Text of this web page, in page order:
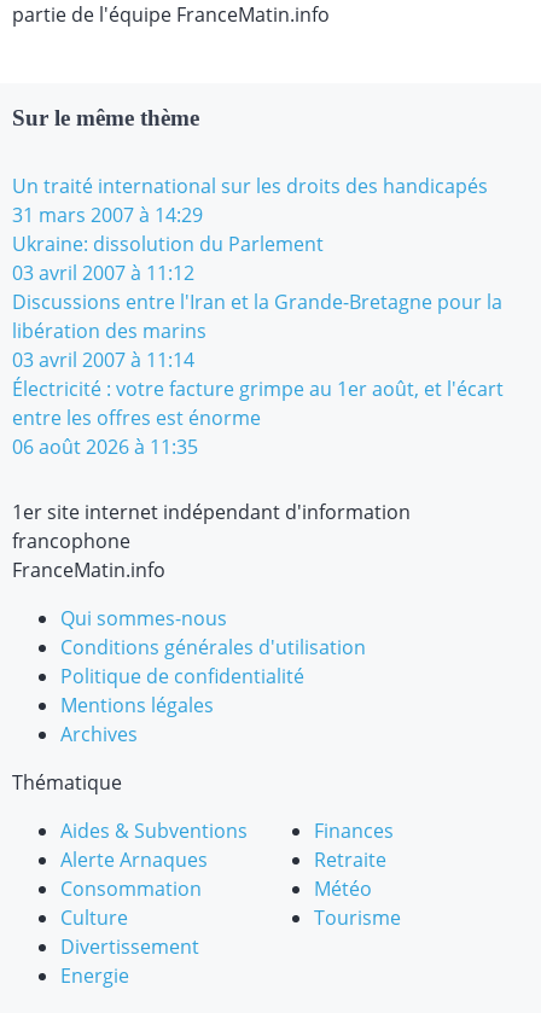
partie de l'équipe FranceMatin.info
Sur le même thème
Un traité international sur les droits des handicapés
31 mars 2007 à 14:29
Ukraine: dissolution du Parlement
03 avril 2007 à 11:12
Discussions entre l'Iran et la Grande-Bretagne pour la
libération des marins
03 avril 2007 à 11:14
Électricité : votre facture grimpe au 1er août, et l'écart
entre les offres est énorme
06 août 2026 à 11:35
1er site internet indépendant d'information
francophone
FranceMatin.info
Qui sommes-nous
Conditions générales d'utilisation
Politique de confidentialité
Mentions légales
Archives
Thématique
Aides & Subventions
Alerte Arnaques
Consommation
Culture
Divertissement
Energie
Finances
Retraite
Météo
Tourisme